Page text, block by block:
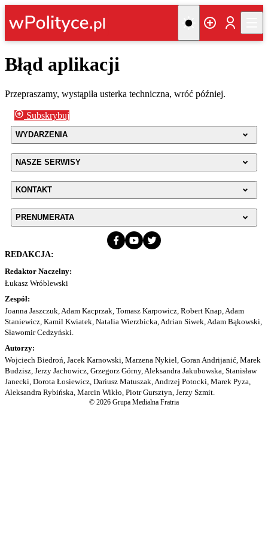
Błąd aplikacji
Przepraszamy, wystąpiła usterka techniczna, wróć później.
Subskrybuj
WYDARZENIA
NASZE SERWISY
KONTAKT
PRENUMERATA
REDAKCJA:
Redaktor Naczelny:
Łukasz Wróblewski
Zespół:
Joanna Jaszczuk, Adam Kacprzak, Tomasz Karpowicz, Robert Knap, Adam
Staniewicz, Kamil Kwiatek, Natalia Wierzbicka, Adrian Siwek, Adam Bąkowski,
Sławomir Cedzyński.
Autorzy:
Wojciech Biedroń, Jacek Karnowski, Marzena Nykiel, Goran Andrijanić, Marek
Budzisz, Jerzy Jachowicz, Grzegorz Górny, Aleksandra Jakubowska, Stanisław
Janecki, Dorota Łosiewicz, Dariusz Matuszak, Andrzej Potocki, Marek Pyza,
Aleksandra Rybińska, Marcin Wikło, Piotr Gursztyn, Jerzy Szmit.
© 2026 Grupa Medialna Fratria